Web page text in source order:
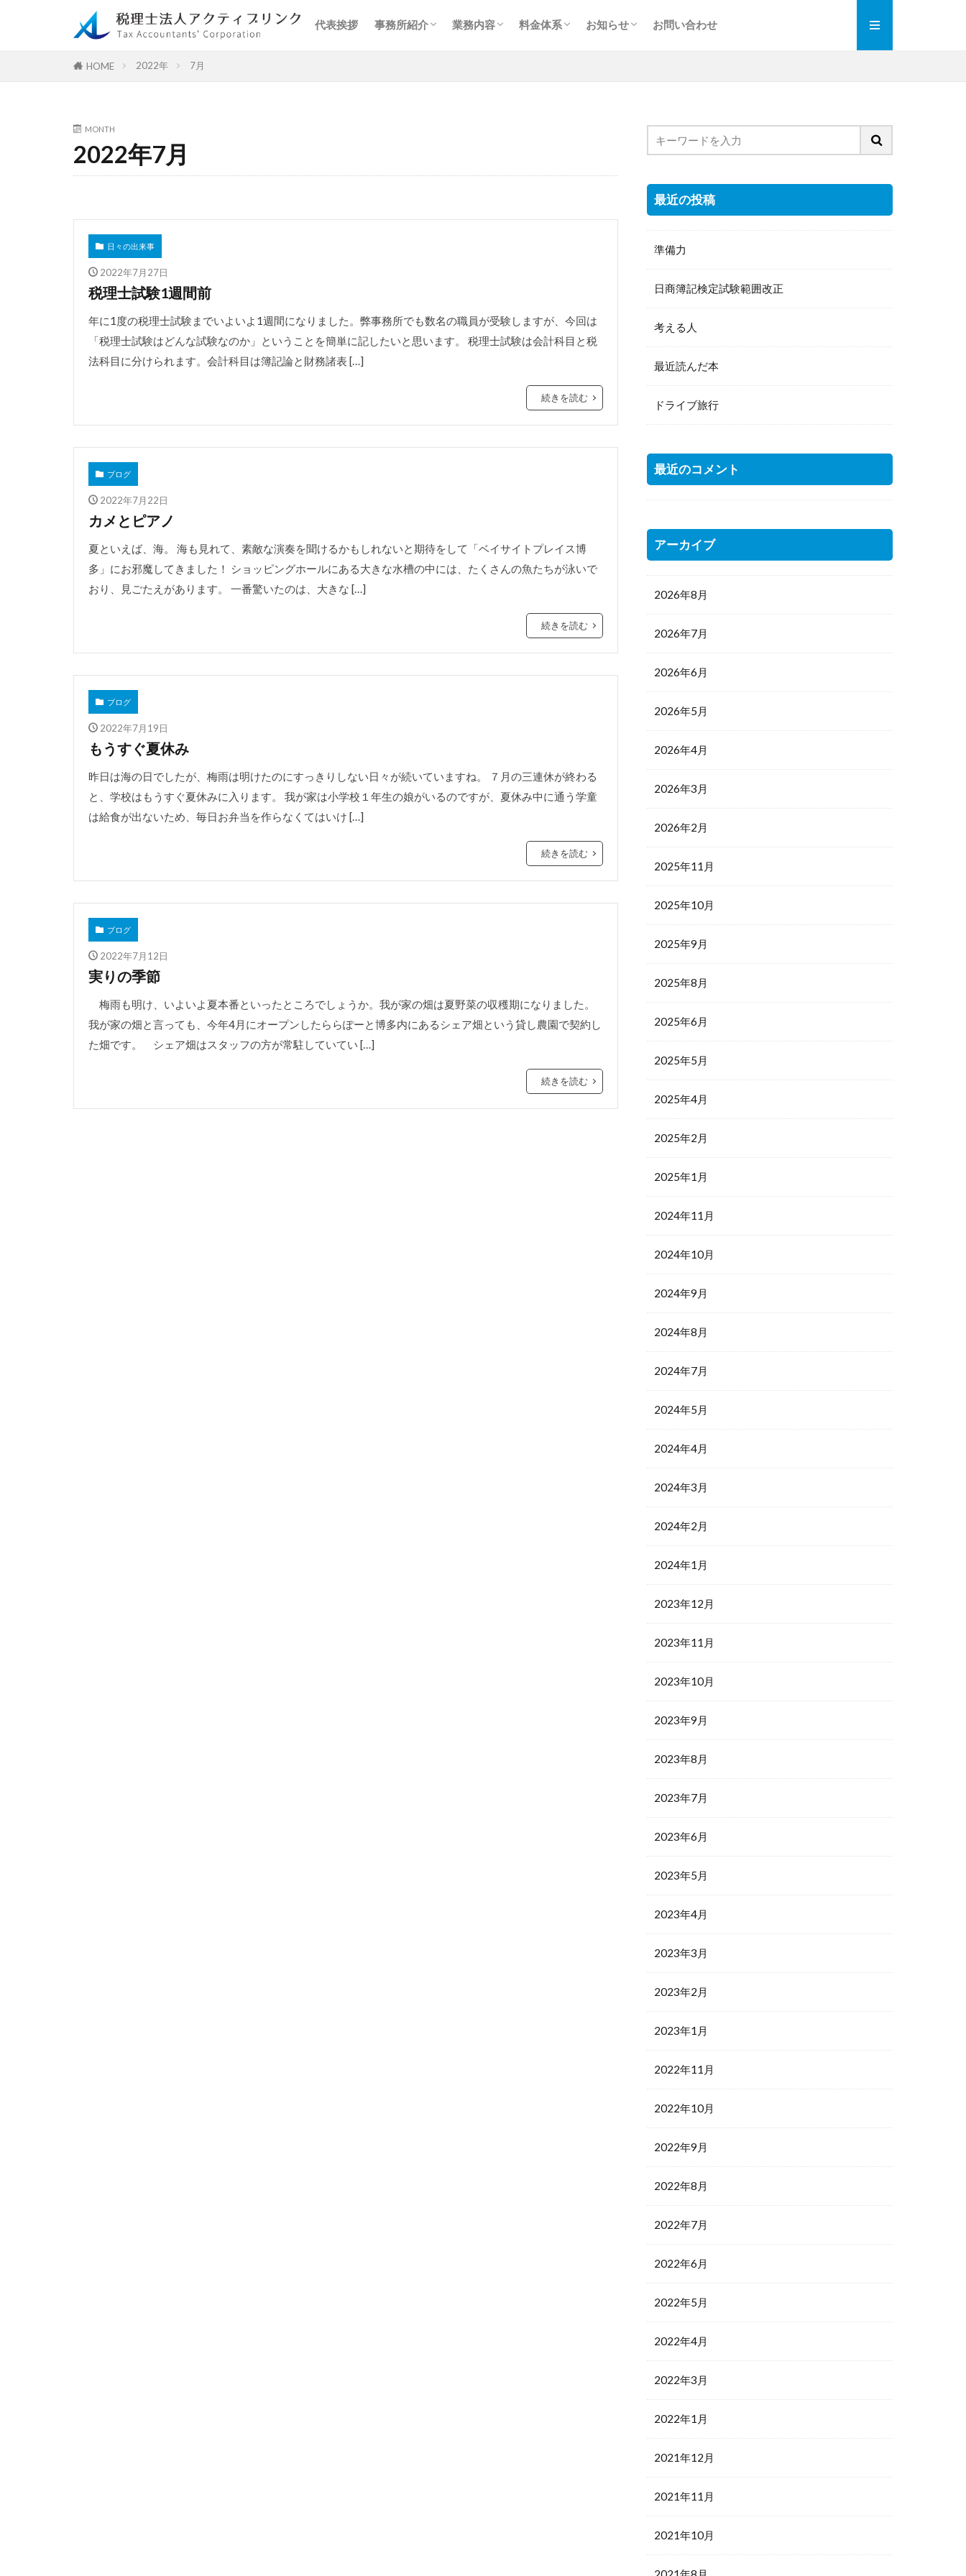
代表挨拶 事務所紹介 業務内容 料金体系 お知らせ お問い合わせ
HOME 2022年 7月
MONTH
2022年7月
日々の出来事
2022年7月27日
税理士試験1週間前
年に1度の税理士試験までいよいよ1週間になりました。弊事務所でも数名の職員が受験しますが、今回は
「税理士試験はどんな試験なのか」ということを簡単に記したいと思います。 税理士試験は会計科目と税
法科目に分けられます。会計科目は簿記論と財務諸表 […]
続きを読む
ブログ
2022年7月22日
カメとピアノ
夏といえば、海。 海も見れて、素敵な演奏を聞けるかもしれないと期待をして「ベイサイトプレイス博
多」にお邪魔してきました！ ショッピングホールにある大きな水槽の中には、たくさんの魚たちが泳いで
おり、見ごたえがあります。 一番驚いたのは、大きな […]
続きを読む
ブログ
2022年7月19日
もうすぐ夏休み
昨日は海の日でしたが、梅雨は明けたのにすっきりしない日々が続いていますね。 ７月の三連休が終わる
と、学校はもうすぐ夏休みに入ります。 我が家は小学校１年生の娘がいるのですが、夏休み中に通う学童
は給食が出ないため、毎日お弁当を作らなくてはいけ […]
続きを読む
ブログ
2022年7月12日
実りの季節
梅雨も明け、いよいよ夏本番といったところでしょうか。我が家の畑は夏野菜の収穫期になりました。
我が家の畑と言っても、今年4月にオープンしたららぽーと博多内にあるシェア畑という貸し農園で契約し
た畑です。 シェア畑はスタッフの方が常駐していてい […]
続きを読む
最近の投稿
準備力
日商簿記検定試験範囲改正
考える人
最近読んだ本
ドライブ旅行
最近のコメント
アーカイブ
2026年8月
2026年7月
2026年6月
2026年5月
2026年4月
2026年3月
2026年2月
2025年11月
2025年10月
2025年9月
2025年8月
2025年6月
2025年5月
2025年4月
2025年2月
2025年1月
2024年11月
2024年10月
2024年9月
2024年8月
2024年7月
2024年5月
2024年4月
2024年3月
2024年2月
2024年1月
2023年12月
2023年11月
2023年10月
2023年9月
2023年8月
2023年7月
2023年6月
2023年5月
2023年4月
2023年3月
2023年2月
2023年1月
2022年11月
2022年10月
2022年9月
2022年8月
2022年7月
2022年6月
2022年5月
2022年4月
2022年3月
2022年1月
2021年12月
2021年11月
2021年10月